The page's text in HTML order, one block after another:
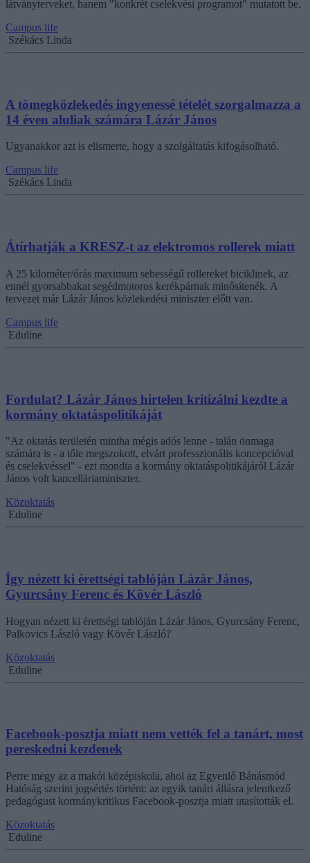
látványterveket, hanem "konkrét cselekvési programot" mutatott be.
Campus life
Székács Linda
A tömegközlekedés ingyenessé tételét szorgalmazza a
14 éven aluliak számára Lázár János
Ugyanakkor azt is elismerte, hogy a szolgáltatás kifogásolható.
Campus life
Székács Linda
Átírhatják a KRESZ-t az elektromos rollerek miatt
A 25 kilométer/órás maximum sebességű rollereket biciklinek, az
ennél gyorsabbakat segédmotoros kerékpárnak minősítenék. A
tervezet már Lázár János közlekedési miniszter előtt van.
Campus life
Eduline
Fordulat? Lázár János hirtelen kritizálni kezdte a
kormány oktatáspolitikáját
"Az oktatás területén mintha mégis adós lenne - talán önmaga
számára is - a tőle megszokott, elvárt professzionális koncepcióval
és cselekvéssel" - ezt mondta a kormány oktatáspolitikájáról Lázár
János volt kancelláriaminiszter.
Közoktatás
Eduline
Így nézett ki érettségi tablóján Lázár János,
Gyurcsány Ferenc és Kövér László
Hogyan nézett ki érettségi tablóján Lázár János, Gyurcsány Ferenc,
Palkovics László vagy Kövér László?
Közoktatás
Eduline
Facebook-posztja miatt nem vették fel a tanárt, most
pereskedni kezdenek
Perre megy az a makói középiskola, ahol az Egyenlő Bánásmód
Hatóság szerint jogsértés történt: az egyik tanári állásra jelentkező
pedagógust kormánykritikus Facebook-posztja miatt utasították el.
Közoktatás
Eduline